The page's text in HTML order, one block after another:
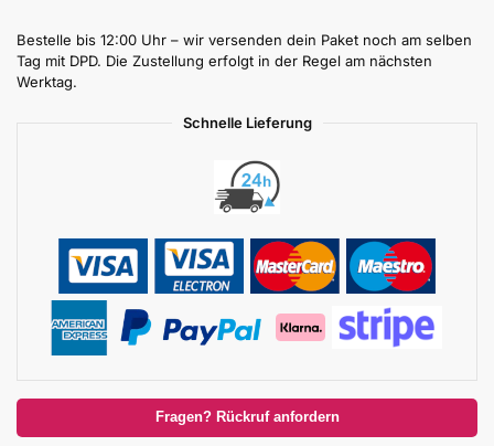
Bestelle bis 12:00 Uhr – wir versenden dein Paket noch am selben
Tag mit DPD. Die Zustellung erfolgt in der Regel am nächsten
Werktag.
Schnelle Lieferung
Fragen? Rückruf anfordern